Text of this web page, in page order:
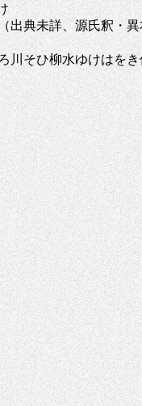
典未詳、源氏釈・
そひ柳水ゆけはを